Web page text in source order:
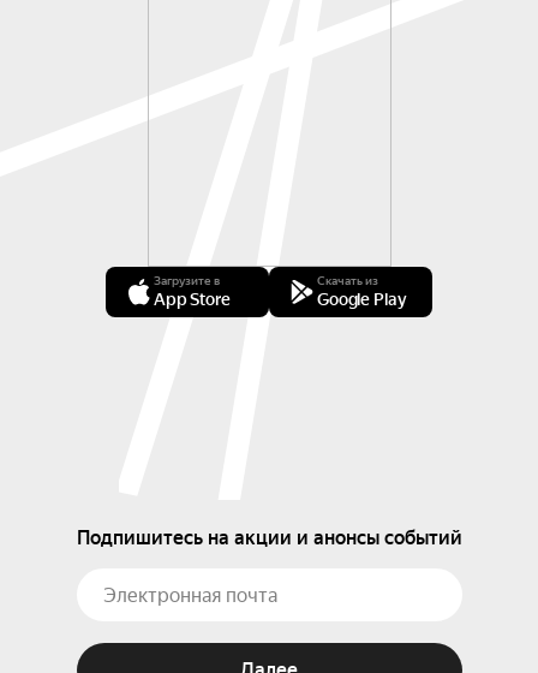
Загрузите в
App Store
Скачать из
Google Play
Подпишитесь на акции и анонсы событий